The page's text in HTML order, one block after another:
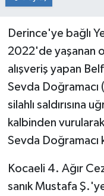
Derince'ye bağlı
2022'de yaşanan
alışveriş yapan
Sevda Doğramacı
silahlı saldırısına
kalbinden
Sevda Doğramacı
Kocaeli 4. Ağır
sanık Mustafa